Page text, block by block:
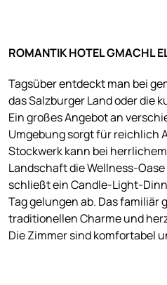
ROMANTIK HOTEL GMACHL
Tagsüber entdeckt man bei
das Salzburger Land oder die
Ein großes Angebot an
Umgebung sorgt für reichlich
Stockwerk kann bei
Landschaft die Wellness-
schließt ein Candle-Light-
Tag gelungen ab. Das
traditionellen Charme und
Die Zimmer sind komfortabel